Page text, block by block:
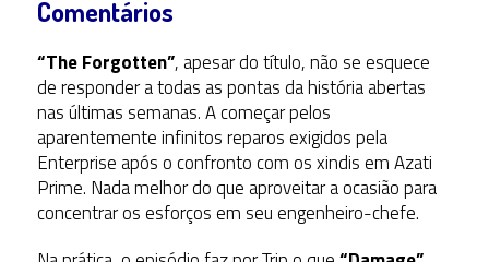
Comentários
“The Forgotten”, apesar do título, não se esquece
de responder a todas as pontas da história abertas
nas últimas semanas. A começar pelos
aparentemente infinitos reparos exigidos pela
Enterprise após o confronto com os xindis em Azati
Prime. Nada melhor do que aproveitar a ocasião para
concentrar os esforços em seu engenheiro-chefe.